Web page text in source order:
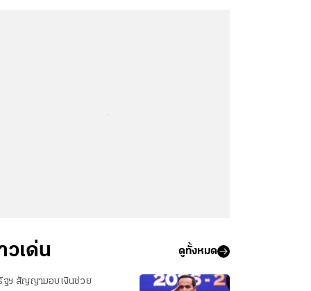
วเด่น ดูทั้งหมด
ฐฯ สัญญามอบเงินช่วย